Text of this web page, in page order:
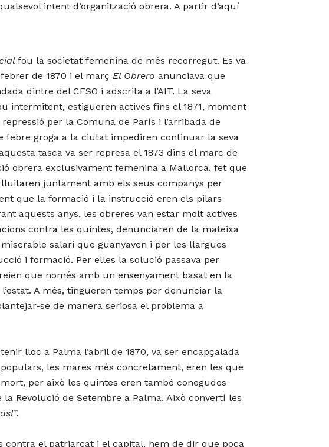
intent d’organització obrera. A partir d’aquí
fou la societat femenina de més recorregut. Es va
de 1870 i el març El Obrero anunciava que
dintre del CFSO i adscrita a l’AIT. La seva
intermitent, estigueren actives fins el 1871, moment
per la Comuna de París i l’arribada de
febre groga a la ciutat impediren continuar la seva
tasca va ser represa el 1873 dins el marc de
obrera exclusivament femenina a Mallorca, fet que
juntament amb els seus companys per
que la formació i la instrucció eren els pilars
aquests anys, les obreres van estar molt actives
contra les quintes, denunciaren de la mateixa
salari que guanyaven i per les llargues
i formació. Per elles la solució passava per
que només amb un ensenyament basat en la
A més, tingueren temps per denunciar la
se de manera seriosa el problema a
lloc a Palma l’abril de 1870, va ser encapçalada
les mares més concretament, eren les que
per això les quintes eren també conegudes
Revolució de Setembre a Palma. Això convertí les
el patriarcat i el capital, hem de dir que poca